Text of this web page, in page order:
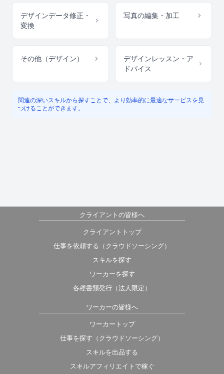
デザインデータ修正・
変換
写真の編集・加工
その他（デザイン）
デザインレッスン・ア
ドバイス
関連の深いスキルから探すことで、より効率的に最適なサービスを見
つけることができます。
クライアントの皆様へ
クライアントトップ
仕事を依頼する（クラウドソーシング）
スキルを探す
ワーカーを探す
各種書類発行（法人限定）
ワーカーの皆様へ
ワーカートップ
仕事を探す（クラウドソーシング）
スキルを出品する
スキルアフィリエイトで稼ぐ